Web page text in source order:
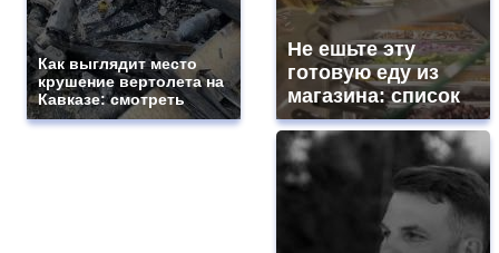
Как выглядит место
крушение вертолета на
Кавказе: смотреть
Не ешьте эту
готовую еду из
магазина: список